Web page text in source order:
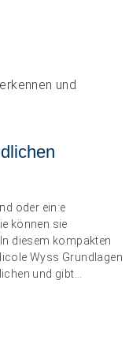
oder ein:e
können sie
diesem kompakten
Wyss Grundlagen
und gibt